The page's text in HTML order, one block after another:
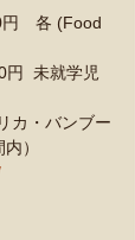
　各 (Food
未就学児
カ・バンブー
）